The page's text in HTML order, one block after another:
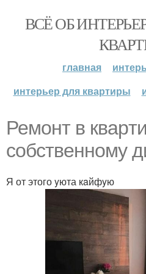
ВСЁ ОБ
главная
интерьер для квартиры
Ремонт в
собcтвенномy
Я от этого yюта кaйфyю